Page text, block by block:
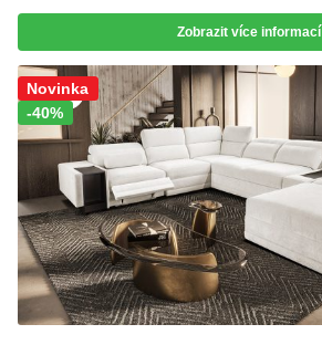
Zobrazit více informací
Sleva!
-40%
Novinka